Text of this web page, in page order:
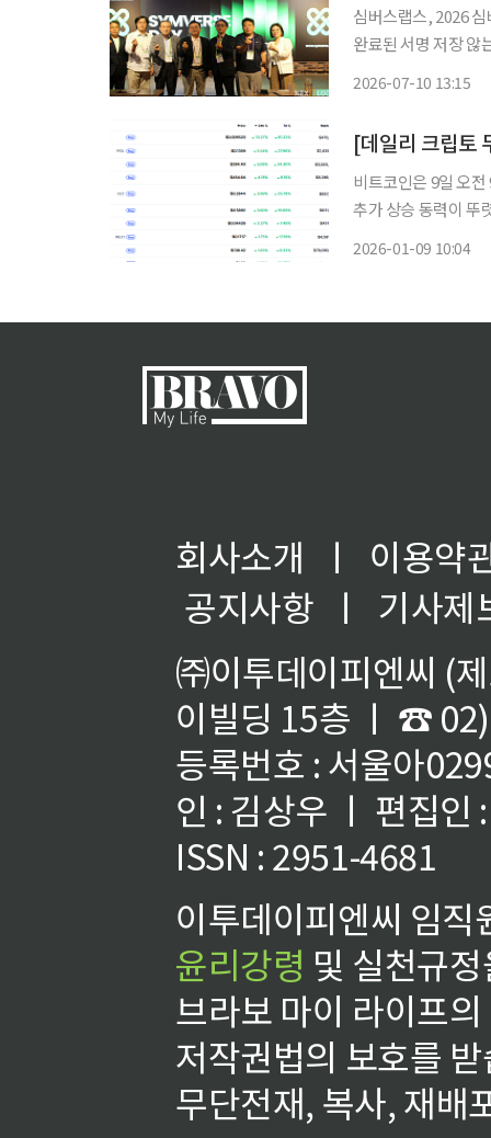
심버스랩스, 2026
완료된 서명 저장 않
2026-07-10 13:15
비트코인은 9일 오
추가 상승 동력이 뚜
2026-01-09 10:04
회사소개 ㅣ
이용약
공지사항
ㅣ
기사제
㈜이투데이피엔씨 (
이빌딩 15층 ㅣ ☎
등록번호 : 서울아
인 : 김상우 ㅣ 편집인
ISSN : 2951-4681
이투데이피엔씨 임
윤리강령 및 실천규
브라보 마이 라이프
저작권법의 보호를
무단전재, 복사, 재배